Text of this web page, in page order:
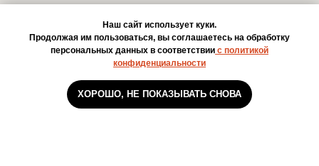
Наш сайт использует куки.
Продолжая им пользоваться, вы соглашаетесь на обработку
персональных данных в соответствии с политикой
конфиденциальности
ХОРОШО, НЕ ПОКАЗЫВАТЬ СНОВА